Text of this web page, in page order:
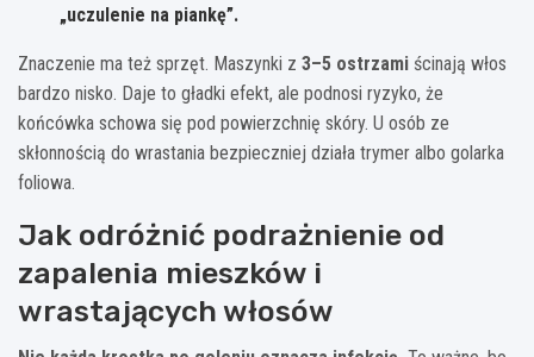
„uczulenie na piankę”.
Znaczenie ma też sprzęt. Maszynki z 3–5 ostrzami ścinają włos
bardzo nisko. Daje to gładki efekt, ale podnosi ryzyko, że
końcówka schowa się pod powierzchnię skóry. U osób ze
skłonnością do wrastania bezpieczniej działa trymer albo golarka
foliowa.
Jak odróżnić podrażnienie od
zapalenia mieszków i
wrastających włosów